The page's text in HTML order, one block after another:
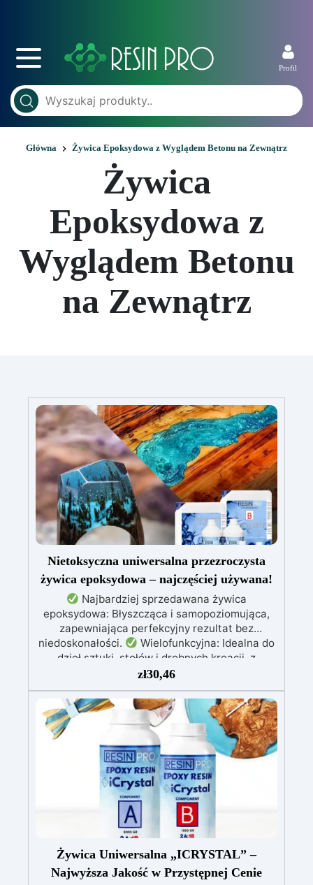
Profil
Główna Żywica Epoksydowa z Wyglądem Betonu na Zewnątrz
Żywica
Epoksydowa z
Wyglądem Betonu
na Zewnątrz
Nietoksyczna uniwersalna przezroczysta
żywica epoksydowa – najczęściej używana!
Najbardziej sprzedawana żywica
epoksydowa: Błyszcząca i samopoziomująca,
zapewniająca perfekcyjny rezultat bez
niedoskonałości.
Wielofunkcyjna: Idealna do
dzieł sztuki, stołów i drobnych kreacji, z
możliwością wylewania od 1 mm do 2 cm.
Odporna na zarysowania i promieniowanie UV:
Gwarantuje trwałe, intensywne i nienaruszone
prace, które nie żółkną z biegiem czasu.
Niska lepkość i formuła przeciwbąbelkowa: Dla
perfekcyjnych rezultatów, idealna do wlewania
do form i zatapiania.
Certyfikowana jako
bezpieczna po utwardzeniu: Bezpieczna w
kontakcie ze skórą, wolna od BPA i VoC,
zapewniając bezpieczeństwo i wysoką jakość.
zł30,46
Żywica Uniwersalna „ICRYSTAL” –
Najwyższa Jakość w Przystępnej Cenie